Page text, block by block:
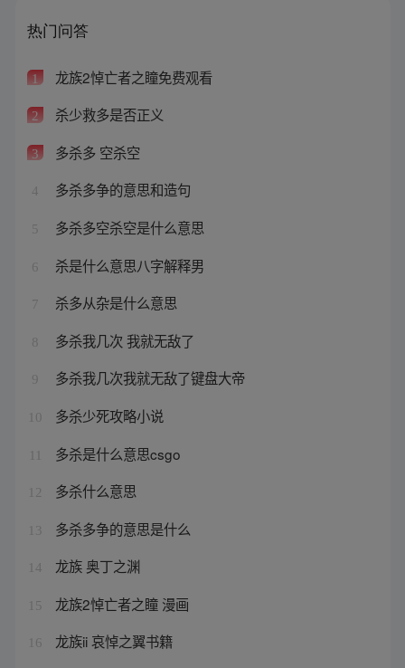
热门问答
1 龙族2悼亡者之瞳免费观看
2 杀少救多是否正义
3 多杀多 空杀空
4 多杀多争的意思和造句
5 多杀多空杀空是什么意思
6 杀是什么意思八字解释男
7 杀多从杂是什么意思
8 多杀我几次 我就无敌了
9 多杀我几次我就无敌了键盘大帝
10 多杀少死攻略小说
多杀是什么意思csgo
12 多杀什么意思
13 多杀多争的意思是什么
14 龙族 奥丁之渊
15 龙族2悼亡者之瞳 漫画
16 龙族ii 哀悼之翼书籍